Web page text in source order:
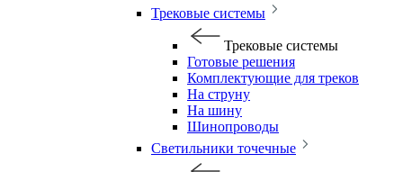
Трековые системы
Трековые системы
Готовые решения
Комплектующие для треков
На струну
На шину
Шинопроводы
Светильники точечные